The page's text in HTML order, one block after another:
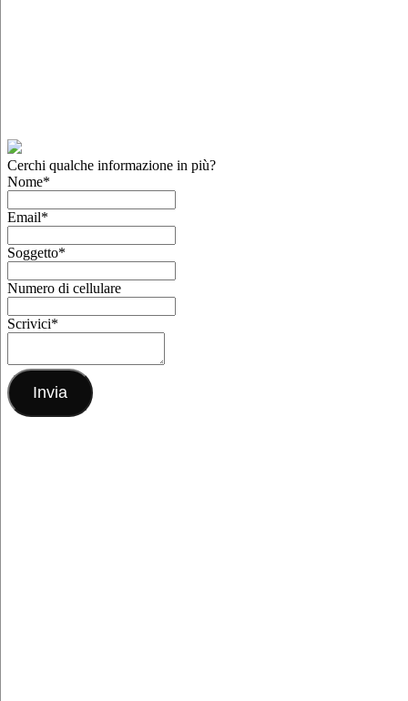
Cerchi qualche informazione in più?
Nome*
Email*
Soggetto*
Numero di cellulare
Scrivici*
Invia